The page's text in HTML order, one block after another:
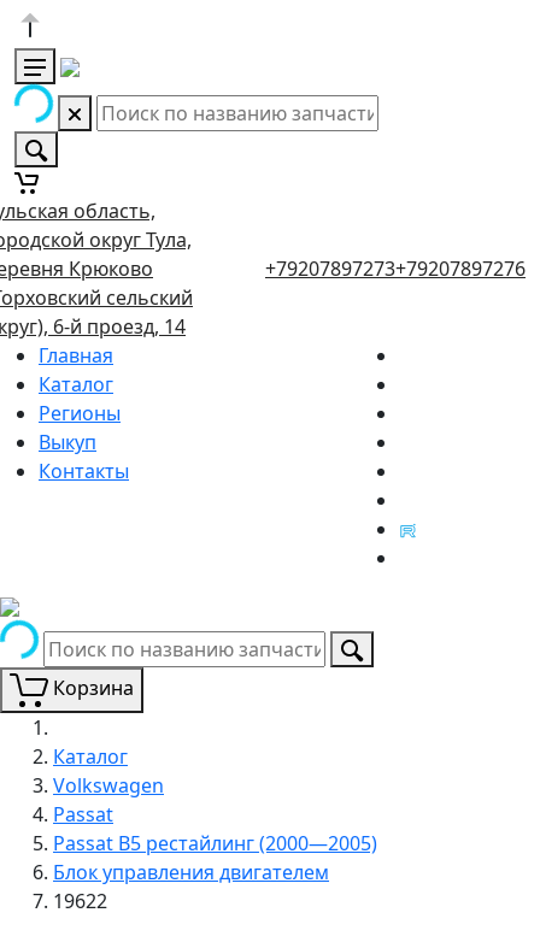
область,
округ Тула,
Крюково
сельский
6-й проезд, 14
+79207897273+79207897276
Главная
Каталог
Регионы
Выкуп
Контакты
Корзина
Каталог
Volkswagen
Passat
Passat B5 рестайлинг (2000—2005)
Блок управления двигателем
19622